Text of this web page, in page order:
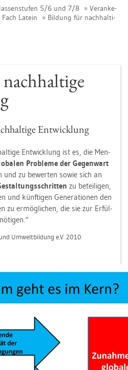
5/6 und 7/8
Ver­an­ke­
La­tein
Bil­dung für nach­hal­ti­
Ent­wick­lung
Ent­wick­lung ist es, die Men­
Pro­ble­me der Ge­gen­wart
und zu be­wer­ten sowie sich an
zu be­tei­li­gen,
und künf­ti­gen Ge­ne­ra­tio­nen den
zu er­mög­li­chen, die sie zur Er­fül­
Um­welt­bil­dung e.V. 2010